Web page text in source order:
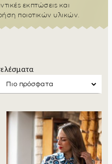
εκπτώσεις και
ποιοτικών υλικών.
o
r
e
d
b
y